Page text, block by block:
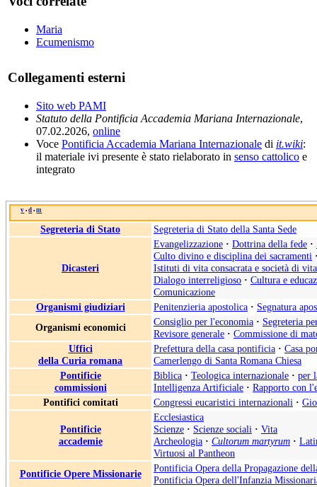
Maria
Ecumenismo
Collegamenti esterni
Sito web PAMI
Statuto della Pontificia Accademia Mariana Internazionale,
07.02.2026, online
Voce Pontificia Accademia Mariana Internazionale di it.wiki:
il materiale ivi presente è stato rielaborato in senso cattolico e
integrato
v • d • m
Segreteria di Stato Segreteria di Stato della Santa Sede
Dicasteri
Evangelizzazione · Dottrina della fede ·
Culto divino e disciplina dei sacramenti
Istituti di vita consacrata e società di
Dialogo interreligioso · Cultura e
Comunicazione
Organismi giudiziari
Penitenzieria apostolica · Segnatura
Organismi economici
Consiglio per l'economia · Segreteria
Revisore generale · Commissione di
Uffici
della Curia romana
Prefettura della casa pontificia · Casa
Camerlengo di Santa Romana Chiesa
Pontificie
commissioni
Biblica · Teologica internazionale · per
Intelligenza Artificiale · Rapporto con
Pontifici comitati
Congressi eucaristici internazionali ·
Pontificie
accademie
Ecclesiastica
Scienze · Scienze sociali · Vita
Archeologia · Cultorum martyrum ·
Virtuosi al Pantheon
Pontificie Opere Missionarie
Pontificia Opera della Propagazione
Pontificia Opera dell'Infanzia